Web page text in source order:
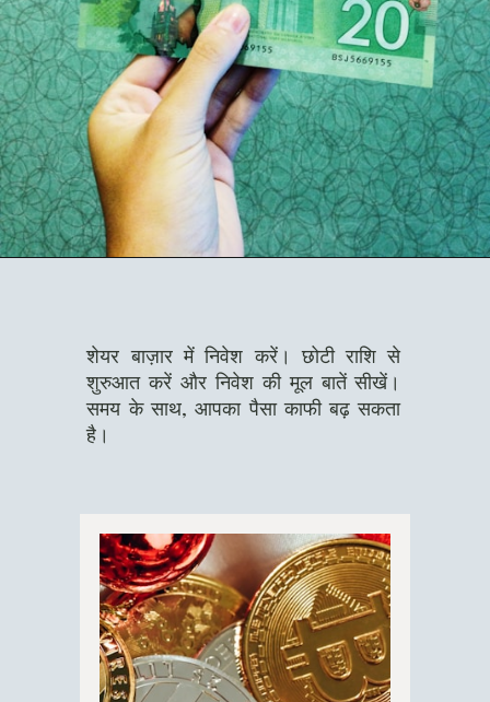
शेयर बाज़ार में निवेश करें। छोटी राशि से
शुरुआत करें और निवेश की मूल बातें सीखें।
समय के साथ, आपका पैसा काफी बढ़ सकता
है।